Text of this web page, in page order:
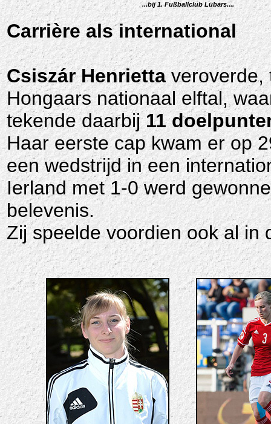
...bij 1. Fußballclub Lübars....
Carrière als international
Csiszár Henrietta
Hongaars nationaal elftal,
tekende daarbij11
Haar eerste cap kwam er op
een wedstrijd in een
Ierland met 1-0 werd
belevenis.
Zij speelde voordien ook al in